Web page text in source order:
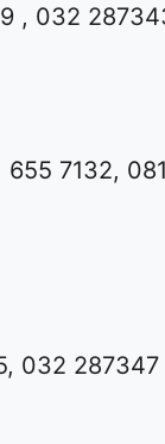
, 032
655 7132,
032 287347